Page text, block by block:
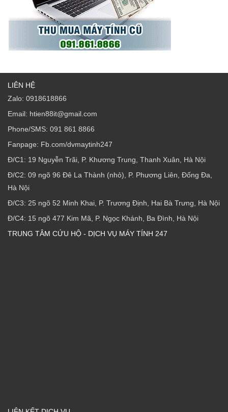
LIÊN HỆ
Zalo: 0918618866
Email: htien88it@gmail.com
Phone/SMS: 091 861 8866
Fanpage: Fb.com/dvmaytinh247
Đ/C1: 19 Nguyễn Trãi, P. Khương Trung, Thanh Xuân, Hà Nội
Đ/C2: 09 ngõ 96 Đê La Thành (nhỏ), P. Phương Liên, Đống Đa,
Hà Nội
Đ/C3: 25 ngõ 52 Minh Khai, P. Trương Định, Hai Bà Trưng, Hà Nội
Đ/C4: 15 ngõ 477 Kim Mã, P. Ngọc Khánh, Ba Đình, Hà Nội
TRUNG TÂM CỨU HỘ - DỊCH VỤ MÁY TÍNH 247